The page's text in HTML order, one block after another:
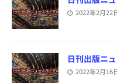
2022年2月22
日刊出版ニ
2022年2月16